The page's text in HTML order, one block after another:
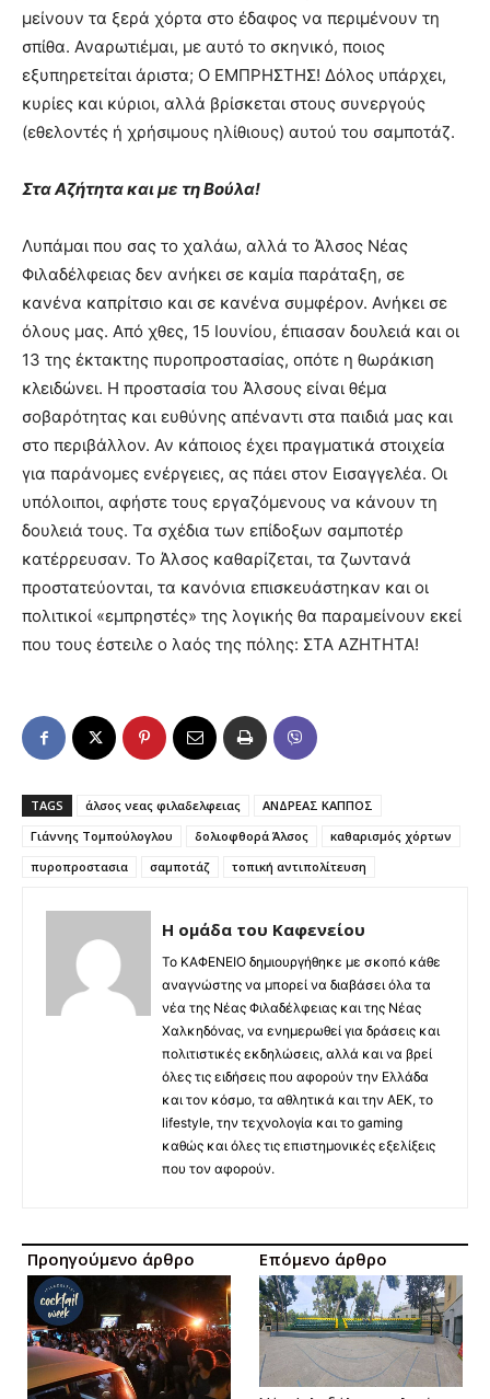
μείνουν τα ξερά χόρτα στο έδαφος να περιμένουν τη
σπίθα. ​Αναρωτιέμαι, με αυτό το σκηνικό, ποιος
εξυπηρετείται άριστα; Ο ΕΜΠΡΗΣΤΗΣ! Δόλος υπάρχει,
κυρίες και κύριοι, αλλά βρίσκεται στους συνεργούς
(εθελοντές ή χρήσιμους ηλίθιους) αυτού του σαμποτάζ. ​
Στα Αζήτητα και με τη Βούλα!
Λυπάμαι που σας το χαλάω, αλλά το Άλσος Νέας
Φιλαδέλφειας δεν ανήκει σε καμία παράταξη, σε
κανένα καπρίτσιο και σε κανένα συμφέρον. Ανήκει σε
όλους μας. Από χθες, 15 Ιουνίου, έπιασαν δουλειά και οι
13 της έκτακτης πυροπροστασίας, οπότε η θωράκιση
κλειδώνει. ​Η προστασία του Άλσους είναι θέμα
σοβαρότητας και ευθύνης απέναντι στα παιδιά μας και
στο περιβάλλον. Αν κάποιος έχει πραγματικά στοιχεία
για παράνομες ενέργειες, ας πάει στον Εισαγγελέα. Οι
υπόλοιποι, αφήστε τους εργαζόμενους να κάνουν τη
δουλειά τους. ​Τα σχέδια των επίδοξων σαμποτέρ
κατέρρευσαν. Το Άλσος καθαρίζεται, τα ζωντανά
προστατεύονται, τα κανόνια επισκευάστηκαν και οι
πολιτικοί «εμπρηστές» της λογικής θα παραμείνουν εκεί
που τους έστειλε ο λαός της πόλης: ΣΤΑ ΑΖΗΤΗΤΑ!
TAGS άλσος νεας φιλαδελφειας
ΑΝΔΡΕΑΣ ΚΑΠΠΟΣ
Γιάννης Τομπούλογλου
δολιοφθορά Άλσος
καθαρισμός χόρτων
πυροπροστασια
σαμποτάζ τοπική αντιπολίτευση
Η ομάδα του Καφενείου
Το ΚΑΦΕΝΕΙΟ δημιουργήθηκε με σκοπό κάθε
αναγνώστης να μπορεί να διαβάσει όλα τα
νέα της Νέας Φιλαδέλφειας και της Νέας
Χαλκηδόνας, να ενημερωθεί για δράσεις και
πολιτιστικές εκδηλώσεις, αλλά και να βρεί
όλες τις ειδήσεις που αφορούν την Ελλάδα
και τον κόσμο, τα αθλητικά και την ΑΕΚ, το
lifestyle, την τεχνολογία και το gaming
καθώς και όλες τις επιστημονικές εξελίξεις
που τον αφορούν.
Προηγούμενο άρθρο Επόμενο άρθρο